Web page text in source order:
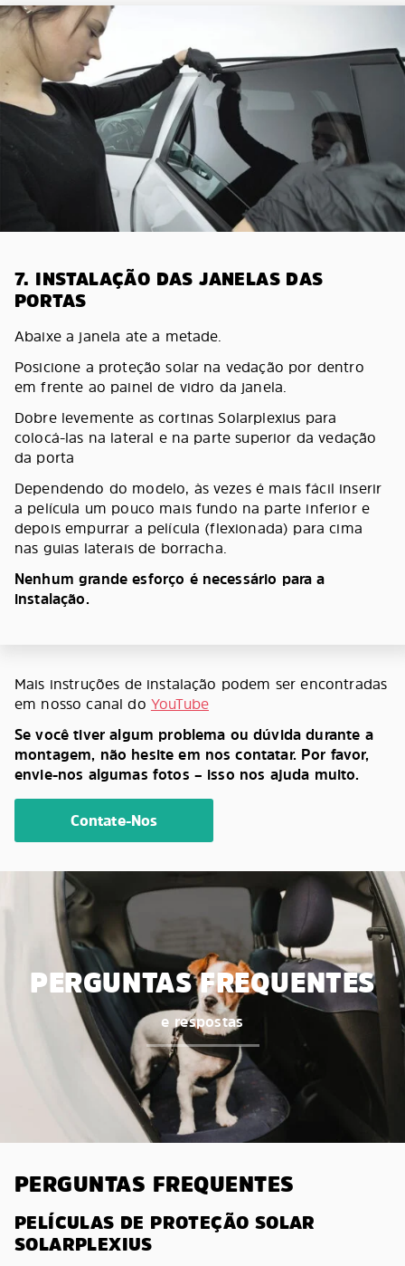
7. INSTALAÇÃO DAS JANELAS DAS
PORTAS
Abaixe a janela ate a metade.
Posicione a proteção solar na vedação por dentro
em frente ao painel de vidro da janela.
Dobre levemente as cortinas Solarplexius para
colocá-las na lateral e na parte superior da vedação
da porta
Dependendo do modelo, às vezes é mais fácil inserir
a película um pouco mais fundo na parte inferior e
depois empurrar a película (flexionada) para cima
nas guias laterais de borracha.
Nenhum grande esforço é necessário para a
instalação.
Mais instruções de instalação podem ser encontradas
em nosso canal do YouTube
Se você tiver algum problema ou dúvida durante a
montagem, não hesite em nos contatar. Por favor,
envie-nos algumas fotos – isso nos ajuda muito.
Contate-Nos
PERGUNTAS FREQUENTES
e respostas
PERGUNTAS FREQUENTES
PELÍCULAS DE PROTEÇÃO SOLAR
SOLARPLEXIUS